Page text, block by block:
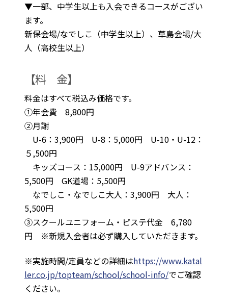
▼一部、中学生以上も入会できるコースがござい
ます。
新保会場/なでしこ（中学生以上）、草島会場/大
人（高校生以上）
【料 金】
料金はすべて税込み価格です。
①年会費 8,800円
②月謝
U-6：3,900円 U-8：5,000円 U-10・U-12：
５,500円
キッズコース：15,000円 U-9アドバンス：
5,500円 GK道場：5,500円
なでしこ・なでしこ大人：3,900円 大人：
5,500円
③スクールユニフォーム・ピステ代金 6,780
円 ※新規入会者は必ず購入していただきます。
※実施時間/定員などの詳細はhttps://www.katal
ler.co.jp/topteam/school/school-info/でご確認
ください。